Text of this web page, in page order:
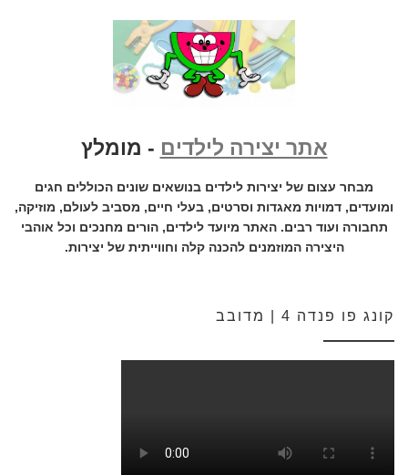
אתר יצירה לילדים - מומלץ
מבחר עצום של יצירות לילדים בנושאים שונים הכוללים חגים
ומועדים, דמויות מאגדות וסרטים, בעלי חיים, מסביב לעולם, מוזיקה,
תחבורה ועוד רבים. האתר מיועד לילדים, הורים מחנכים וכל אוהבי
היצירה המוזמנים להכנה קלה וחווייתית של יצירות.
קונג פו פנדה 4 | מדובב